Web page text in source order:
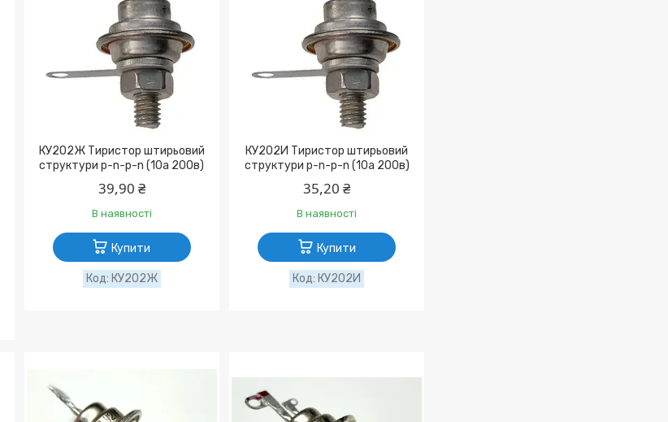
КУ202Ж Тиристор штирьовий
структури p-n-p-n (10а 200в)
39,90 ₴
В наявності
Купити
КУ202Ж
КУ202И Тиристор штирьовий
структури p-n-p-n (10а 200в)
35,20 ₴
В наявності
Купити
КУ202И